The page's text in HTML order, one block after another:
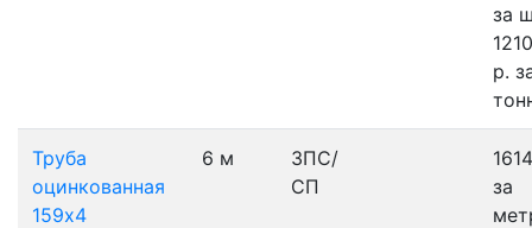
за
р.
Труба
оцинкованная
159х4
6 м
3ПС/
СП
за